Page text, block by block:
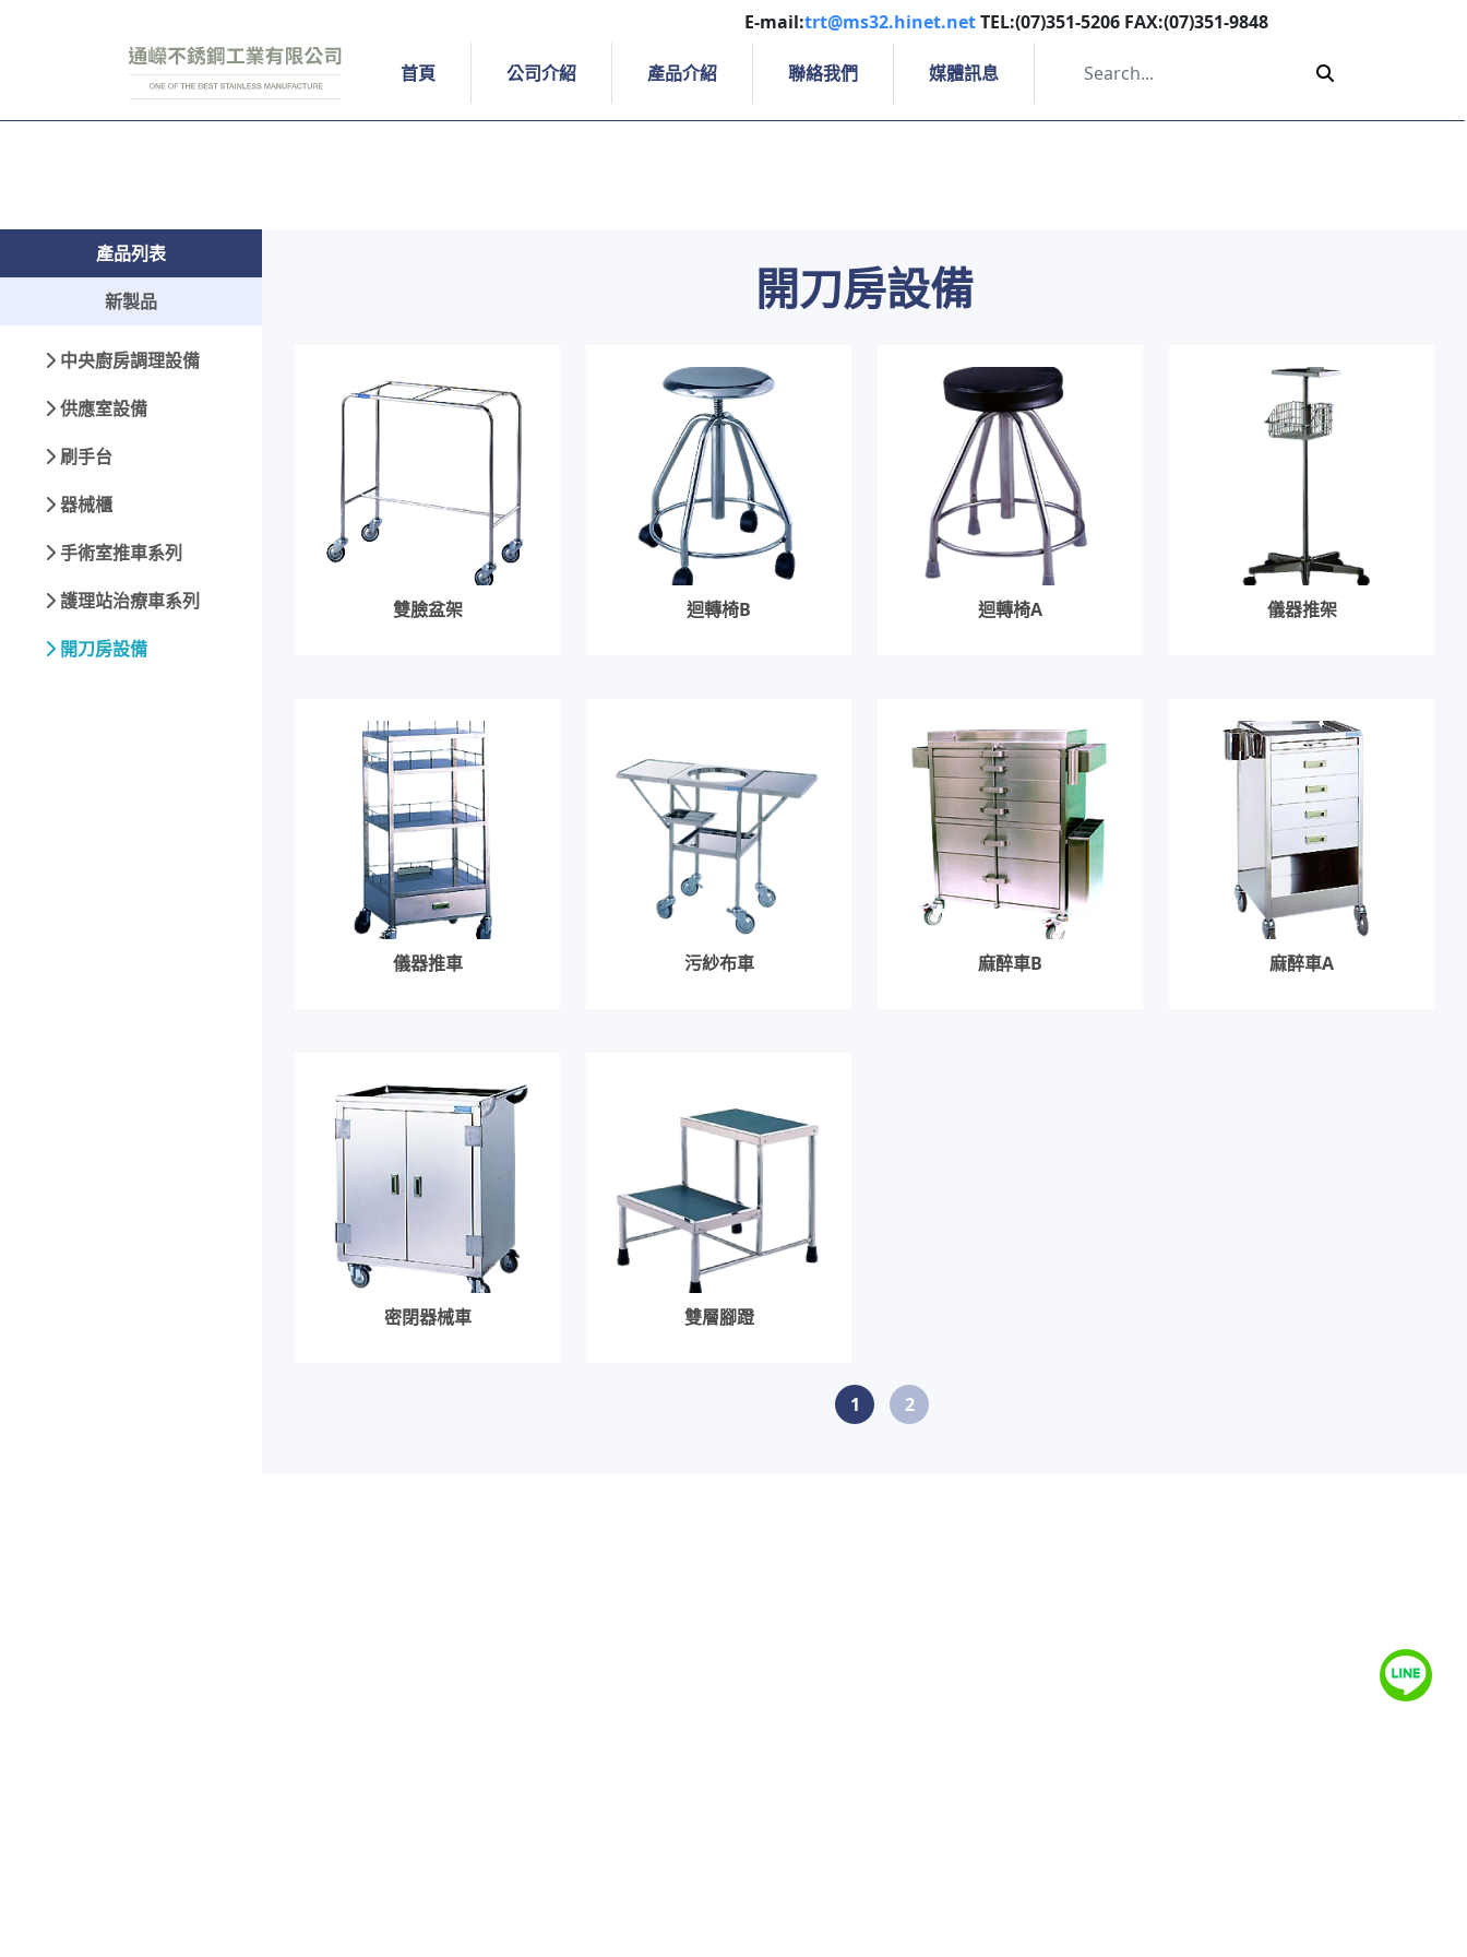
E-mail:trt@ms32.hinet.netTEL:(07)351-5206 FAX:(07)351-9848
首頁 公司介紹 產品介紹 聯絡我們 媒體訊息
產品列表
新製品
中央廚房調理設備
供應室設備
刷手台
器械櫃
手術室推車系列
護理站治療車系列
開刀房設備
開刀房設備
雙臉盆架 迴轉椅B 迴轉椅A 儀器推架
儀器推車 污紗布車 麻醉車B 麻醉車A
密閉器械車 雙層腳蹬
1 2